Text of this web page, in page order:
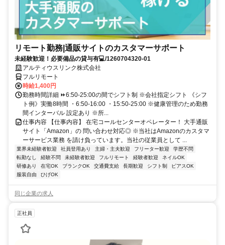
リモート勤務|通販サイトのカスタマーサポート
未経験歓迎！必要備品の貸与有💻/1260704320-01
アルティウスリンク株式会社
フルリモート
時給1,400円
勤務時間詳細 ⏩6:50-25:00の間でシフト制 ※会社指定シフト 《シフ
ト例》実働8時間 ・6:50-16:00 ・15:50-25:00 ※健康管理のため勤務
間インターバル 設定あり ※所...
仕事内容 【仕事内容】 在宅コールセンターオペレーター！ 大手通販
サイト「Amazon」の 問い合わせ対応◎ ※当社はAmazonのカスタマ
ーサービス業務 を請け負っています。当社の従業員として ...
業界未経験者歓迎 社員登用あり 主婦・主夫歓迎 フリーター歓迎
学歴不問
転勤なし
経験不問 未経験者歓迎 フルリモート 経験者歓迎
ネイルOK
研修あり
在宅OK ブランクOK 交通費支給 長期歓迎 シフト制
ピアスOK
服装自由
ひげOK
同じ企業の求人
正社員